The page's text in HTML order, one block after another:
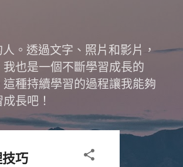
。透過文字、照片和影片，
也是一個不斷學習成長的
種持續學習的過程讓我能夠
長吧！
巧